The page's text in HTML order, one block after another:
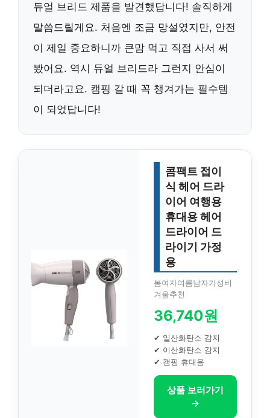
듀얼 브리드 제품을 발견했답니다! 솔직하게
말씀드릴게요. 처음엔 조금 망설였지만, 안전
이 제일 중요하니까 큰맘 먹고 직접 사서 써
봤어요. 역시 듀얼 브리드라 그런지 안심이
되더라고요. 캠핑 갈 때 꼭 챙겨가는 필수템
이 되었답니다!
콤팩트 접이
식 헤어 드라
이어 여행용
휴대용 헤어
드라이어 드
라이기 가정
용
봄여자여름남자가성비
겨울추천
36,740원
✔ 일산화탄소 감지
✔ 이산화탄소 감지
✔ 캠핑 휴대용
상품 보러가기
→